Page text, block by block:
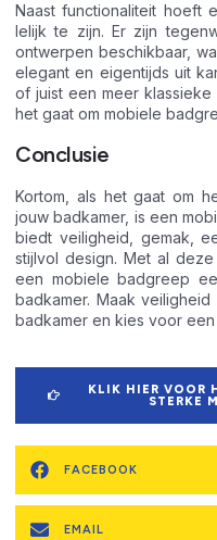
Naast functionaliteit hoeft
lelijk te zijn. Er zijn
ontwerpen beschikbaar,
elegant en eigentijds uit
of juist een meer
het gaat om mobiele
Conclusie
Kortom, als het gaat om
jouw badkamer, is een
biedt veiligheid, gemak,
stijlvol design. Met al
een mobiele badgreep
badkamer. Maak
badkamer en kies voor
KLIK HIER VOOR
STERKE
FACEBOOK
EMAIL